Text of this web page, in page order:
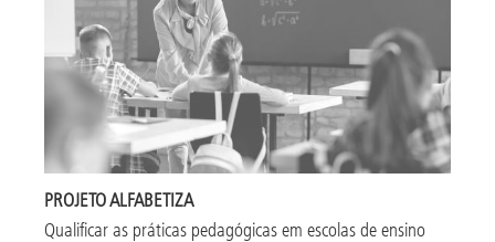
PROJETO ALFABETIZA
Qualificar as práticas pedagógicas em escolas de ensino